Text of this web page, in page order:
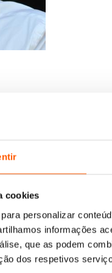
cookies
personalizar
informações
que as podem
dos respetivos